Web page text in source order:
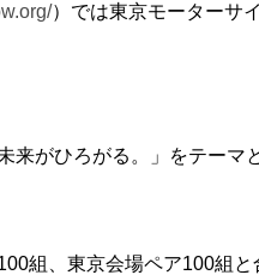
）では東京モーターサ
来がひろがる。」をテー
組、東京会場ペア100組